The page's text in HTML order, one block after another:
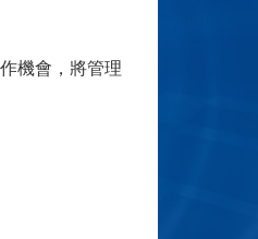
機會，將管理